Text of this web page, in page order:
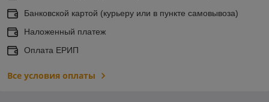
Банковской картой (курьеру или в пункте самовывоза)
Наложенный платеж
Оплата ЕРИП
Все условия оплаты